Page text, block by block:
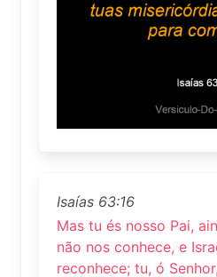
Isaías 63:16
Mas tu és nosso Pai,
não nos conhece, e
reconhece; tu, ó